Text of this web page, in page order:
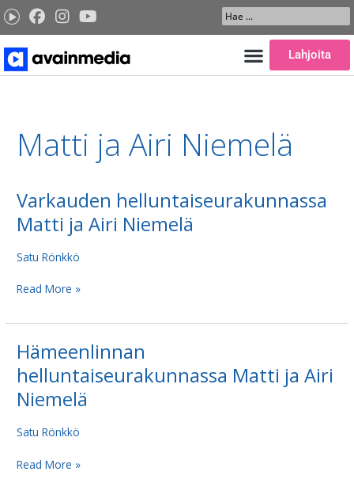
Siirry
sisältöön
Search
...
Lahjoita
Matti ja Airi Niemelä
Varkauden helluntaiseurakunnassa
Matti ja Airi Niemelä
Satu Rönkkö
Varkauden
Matti
Airi
Niemelä
Read More »
Hämeenlinnan
helluntaiseurakunnassa Matti ja Airi
Niemelä
Satu Rönkkö
Hämeenlinnan
helluntaiseurakunnassa
Matti
ja
Niemelä
Read More »